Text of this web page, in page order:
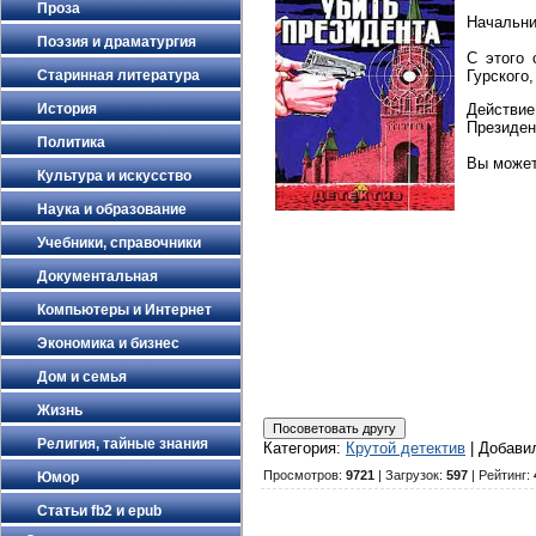
Проза
Поэзия и драматургия
Старинная литература
История
Политика
Культура и искусство
Наука и образование
Учебники, справочники
Документальная
Компьютеры и Интернет
Экономика и бизнес
Дом и семья
Жизнь
Религия, тайные знания
Юмор
Статьи fb2 и epub
С этoго
Вы
Категория: Крутой детектив
Просмотров: 9721 | Загрузок: 597 | Рейтинг: